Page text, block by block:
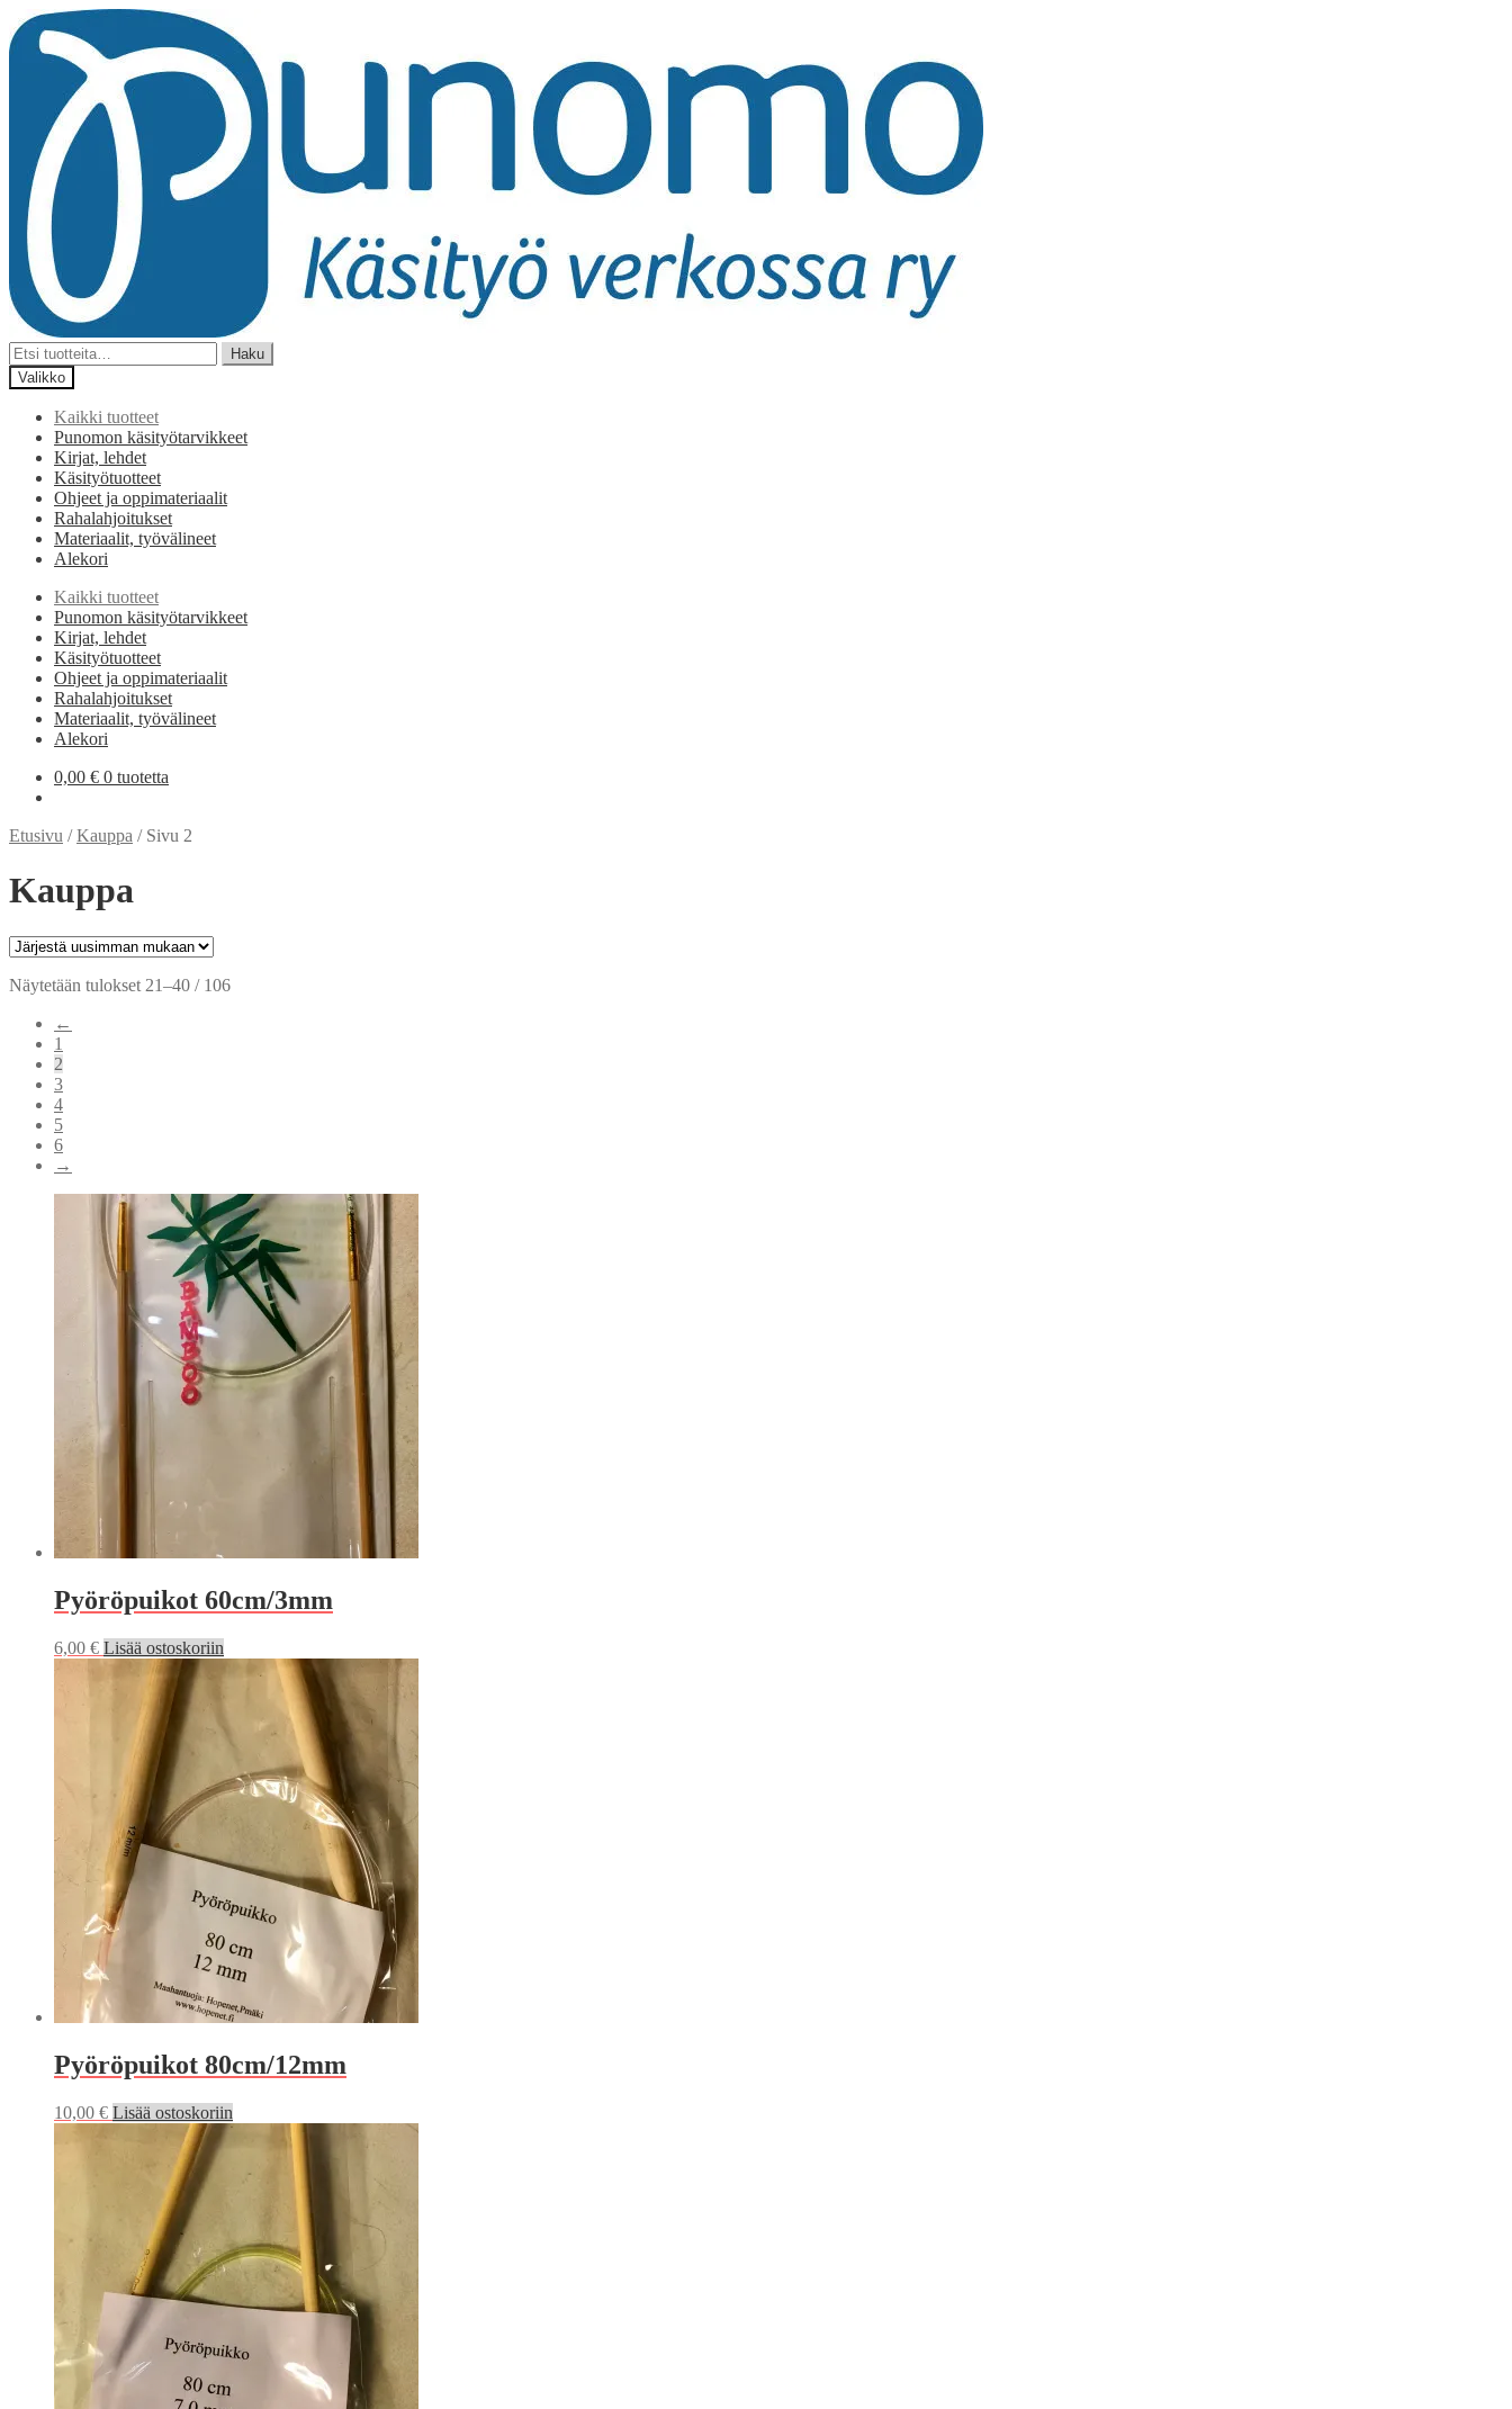
Siirry
navigointiin
Siirry
sisältöön
Etsi:
Haku
Valikko
Kaikki tuotteet
Punomon käsityötarvikkeet
Kirjat, lehdet
Käsityötuotteet
Ohjeet ja oppimateriaalit
Rahalahjoitukset
Materiaalit, työvälineet
Alekori
Kaikki tuotteet
Punomon käsityötarvikkeet
Kirjat, lehdet
Käsityötuotteet
Ohjeet ja oppimateriaalit
Rahalahjoitukset
Materiaalit, työvälineet
Alekori
0,00 € 0 tuotetta
Etusivu /Kauppa / Sivu 2
Kauppa
Näytetään tulokset 21–40 / 106Sorted
←
1
2
3
4
5
6
→
Pyöröpuikot 60cm/3mm
6,00 € Lisää ostoskoriin
Pyöröpuikot 80cm/12mm
10,00 € Lisää ostoskoriin